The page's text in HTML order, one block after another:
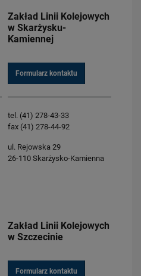
Zakład Linii Kolejowych
w Skarżysku-
Kamiennej
Formularz kontaktu
tel. (41) 278-43-33
fax (41) 278-44-92
ul. Rejowska 29
26-110 Skarżysko-Kamienna
Zakład Linii Kolejowych
w Szczecinie
Formularz kontaktu